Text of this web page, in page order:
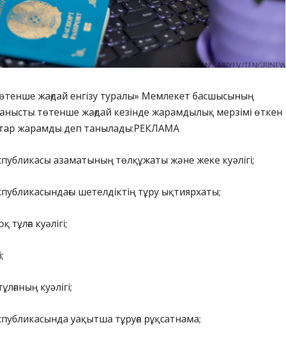
жағдай енгізу туралы» Мемлекет басшысының
төтенше жағдай кезінде жарамдылық мерзімі өткен
жарамды деп танылады:РЕКЛАМА
азаматының төлқұжаты және жеке куәлігі;
шетелдіктің тұру ықтиярхаты;
куәлігі;
куәлігі;
уақытша тұруға рұқсатнама;